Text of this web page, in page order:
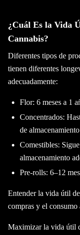
¿Cuál Es la Vida
Cannabis?
Diferentes tipos de
tienen diferentes
adecuadamente:
Flor: 6 meses a 1
Concentrados:
de almacenamiento
Comestibles:
almacenamiento
Pre-rolls: 6–12
Entender la vida útil
compras y el consumo
Maximizar la vida útil